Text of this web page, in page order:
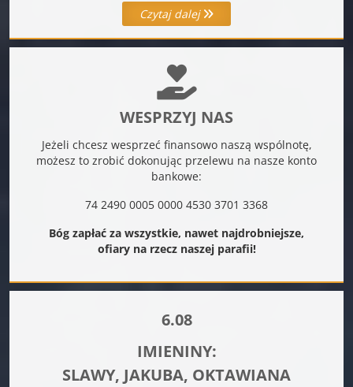
Czytaj dalej
WESPRZYJ NAS
Jeżeli chcesz wesprzeć finansowo naszą wspólnotę,
możesz to zrobić dokonując przelewu na nasze konto
bankowe:
74 2490 0005 0000 4530 3701 3368
Bóg zapłać za wszystkie, nawet najdrobniejsze,
ofiary na rzecz naszej parafii!
6.08
IMIENINY:
SLAWY, JAKUBA, OKTAWIANA